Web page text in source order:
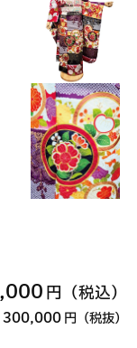
円（税込）
300,000 円（税抜）